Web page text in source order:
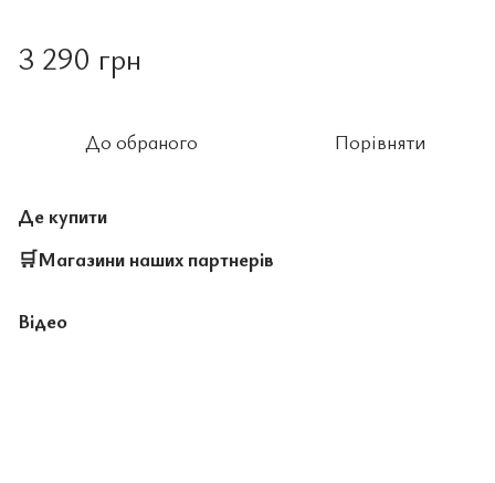
3 290 грн
До обраного Порівняти
Де купити
🛒Магазини наших партнерів
Відео